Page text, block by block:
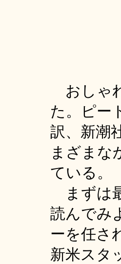
おしゃ
た。ピー
訳、新潮
まざまな
ている。
まずは
読んでみ
ーを任さ
新米スタ